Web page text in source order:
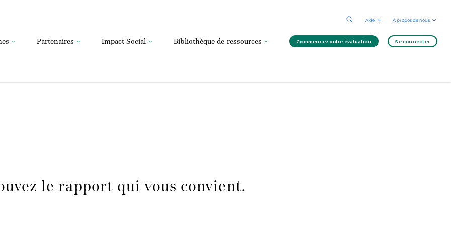
Aide À propos de nous
Partenaires Impact Social Bibliothèque de ressources Commencez votre évaluation Se connecter
le rapport qui vous convient.